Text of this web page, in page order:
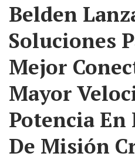
Belden
Soluciones
Mejor
Mayor
Potencia
De Misión